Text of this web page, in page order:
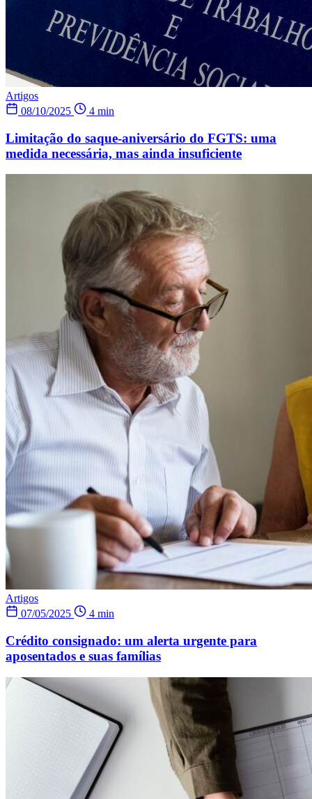
Artigos
08/10/2025
4 min
Limitação do saque-aniversário do FGTS: uma
medida necessária, mas ainda insuficiente
Artigos
07/05/2025
4 min
Crédito consignado: um alerta urgente para
aposentados e suas famílias